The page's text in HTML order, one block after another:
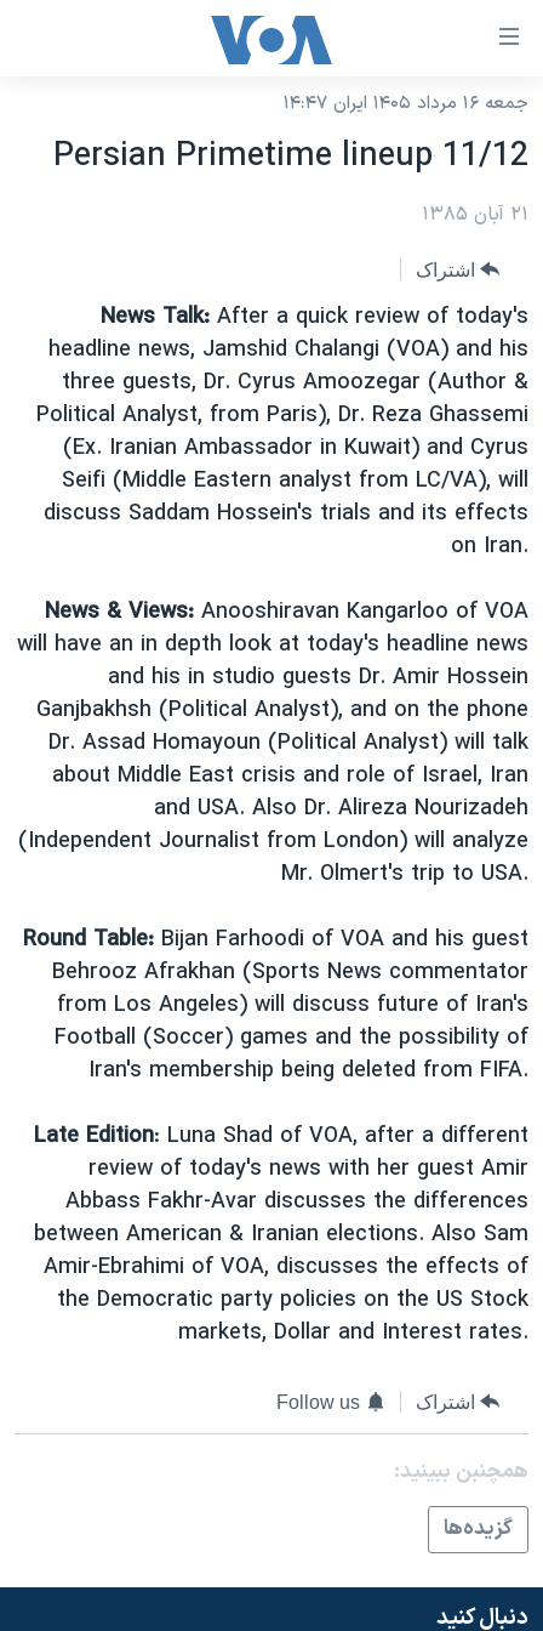
لینکهای
دسترسی
جهش
محتوای
جهش
به
صفحه
اصلی
جهش
به
جستجو
نسخه سبک وب‌سایت
موضوع ها
ایران
آمریکا
جهان
ورزشی
گزیده‌ها
ویژه برنامه‌ها
ویدیوها
حقوق شهروندی
اقتصادی
علم و فناوری
اسرائیل در جنگ
گالری عکس
آرشیو پخش زنده
برنامه های تلویزیونی
جدول برنامه ها
صفحه‌های ویژه
جام جهانی ۲۰۲۶
عملیات خشم حماسی
۲۵۰سالگی آمریکا
بایگانی برنامه‌های تلویزیونی
انتخابات ریاست جمهوری آمریکا ۲۰۲۴
حمله جمهوری اسلامی به اسرائیل
رمز مهسا
ورزش زنان در ایران
اعتراضات زن، زندگی، آزادی
مجموعه مستندهای دادخواهی
تریبونال مردمی آبان ۹۸
چهل سال گروگان‌گیری
قانون شفافیت دارائی کادر رهبری ایران
اعتراضات مردمی آبان ۹۸
نرگس محمدی برنده جایزه نوبل صلح
همایش محافظه‌کاران آمریکا «سی‌پک»
صفحه‌های ویژه
سفر پرزیدنت ترامپ به چین
فرکانس‌های صدای آمریکا
پخش رادیویی
یادگیری زبان انگلیسی
زبانهای مختلف
جمعه ۱۶ مرداد ۱۴۰۵ ایران ۱۴:۴۷
Persian Primetime lineup 11/12
۲۱ آبان ۱۳۸۵
اشتراک
News Talk: After a quick review of today's
headline news, Jamshid Chalangi (VOA) and his
three guests, Dr. Cyrus Amoozegar (Author &
Political Analyst, from Paris), Dr. Reza Ghassemi
(Ex. Iranian Ambassador in Kuwait) and Cyrus
Seifi (Middle Eastern analyst from LC/VA), will
discuss Saddam Hossein's trials and its effects
on Iran.
News & Views: Anooshiravan Kangarloo of VOA
will have an in depth look at today's headline news
and his in studio guests Dr. Amir Hossein
Ganjbakhsh (Political Analyst), and on the phone
Dr. Assad Homayoun (Political Analyst) will talk
about Middle East crisis and role of Israel, Iran
and USA. Also Dr. Alireza Nourizadeh
(Independent Journalist from London) will analyze
Mr. Olmert's trip to USA.
Round Table: Bijan Farhoodi of VOA and his guest
Behrooz Afrakhan (Sports News commentator
from Los Angeles) will discuss future of Iran's
Football (Soccer) games and the possibility of
Iran's membership being deleted from FIFA.
Late Edition: Luna Shad of VOA, after a different
review of today's news with her guest Amir
Abbass Fakhr-Avar discusses the differences
between American & Iranian elections. Also Sam
Amir-Ebrahimi of VOA, discusses the effects of
the Democratic party policies on the US Stock
markets, Dollar and Interest rates.
اشتراک Follow us
همچنبن ببینید:
گزيده‌ها
دنبال کنید